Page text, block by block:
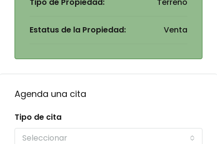
Estatus de la Propiedad: Venta
Agenda una cita
Tipo de cita
Seleccionar